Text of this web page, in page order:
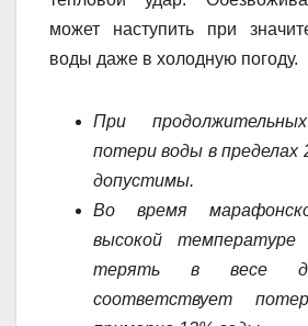
может наступить при
воды даже в холодную погоду.
При
потери воды в пределах
допустимы.
Во время
высокой
терять в весе
соответствует